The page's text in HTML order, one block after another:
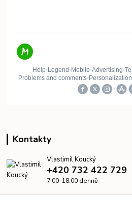
Kontakty
Vlastimil Koucký
+420 732 422 729
7:00–18:00 denně